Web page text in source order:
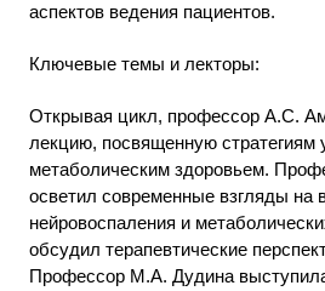
аспектов ведения пациентов.
Ключевые темы и лекторы:
Открывая цикл, профессор А.С.
лекцию, посвященную стратегиям
метаболическим здоровьем.
осветил современные взгляды на
нейровоспаления и
обсудил терапевтические
Профессор М.А. Дудина